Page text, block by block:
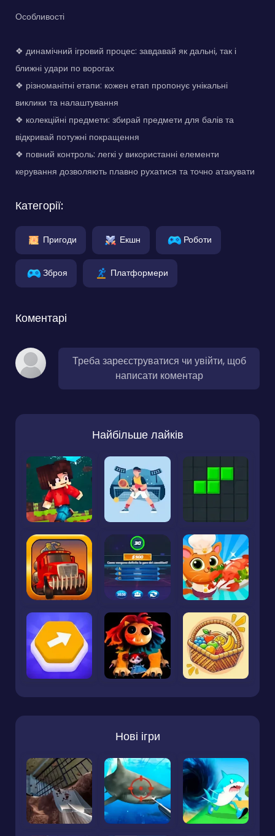
Особливості
❖ динамічний ігровий процес: завдавай як дальні, так і
ближні удари по ворогах
❖ різноманітні етапи: кожен етап пропонує унікальні
виклики та налаштування
❖ колекційні предмети: збирай предмети для балів та
відкривай потужні покращення
❖ повний контроль: легкі у використанні елементи
керування дозволяють плавно рухатися та точно атакувати
Категорії:
Пригоди Екшн Роботи
Зброя Платформери
Коментарі
Треба зареєструватися чи увійти, щоб
написати коментар
Найбільше лайків
Нові ігри